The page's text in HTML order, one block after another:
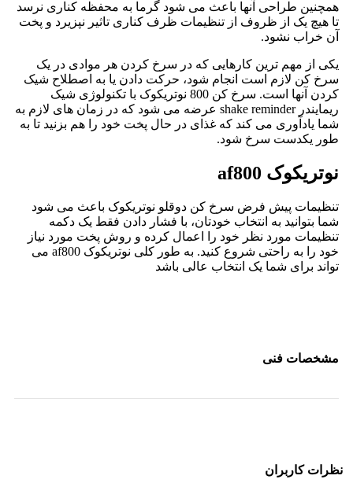
همچنین طراحی آنها باعث می شود گرما به محفظه کناری نرسد
تا هیچ یک از ظروف از تنظیمات ظرف کناری تاثیر نپزیرد و پخت
آن خراب نشود.
یکی از مهم ترین کارهایی که در سرخ کردن هر موادی در یک
سرخ کن لازم است انجام شود، حرکت دادن یا به اصطلاح شیک
کردن آنها است. سرخ کن 800 نوتریکوک با تکنولوژی شیک
ریمایندر shake reminder عرضه می شود که در زمان های لازم به
شما یادآوری می کند که غذای در حال پخت خود را هم بزنید تا به
طور یکدست سرخ شود.
نوتریکوک af800
تنظیمات پیش فرض سرخ کن دوقلو نوتریکوک باعث می شود
شما بتوانید به انتخاب خودتان، با فشار دادن فقط یک دکمه
تنظیمات مورد نظر خود را اعمال کرده و روش پخت مورد نیاز
خود را به راحتی شروع کنید. به طور کلی نوتریکوک af800 می
تواند برای شما یک انتخاب عالی باشد
مشخصات فنی
نظرات کاربران